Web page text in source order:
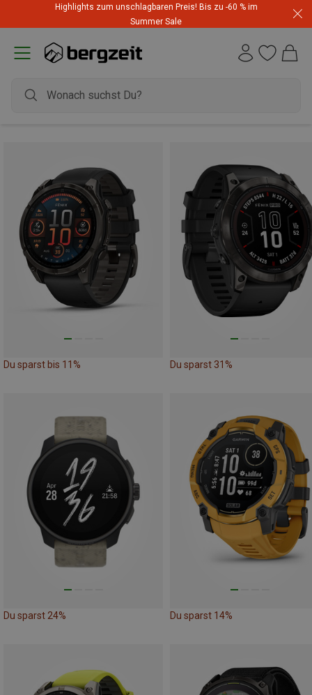
Highlights zum unschlagbaren Preis! Bis zu -60 % im
Summer Sale
Du sparst bis 11% Du sparst 31%
Du sparst 24% Du sparst 14%